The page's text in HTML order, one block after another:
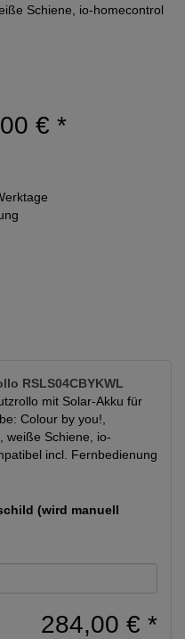
Schiene, io-homecontrol
€ *
RSLS04CBYKWL
mit Solar-Akku für
Colour by you!,
weiße Schiene, io-
incl. Fernbedienung
(wird manuell
284,00 € *